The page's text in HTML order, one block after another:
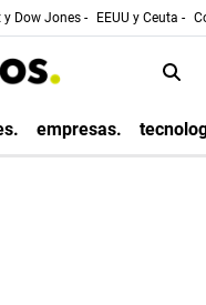
y Dow Jones - EEUU y Ceuta -
empresas.